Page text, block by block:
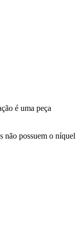
é uma peça
não possuem o níquel